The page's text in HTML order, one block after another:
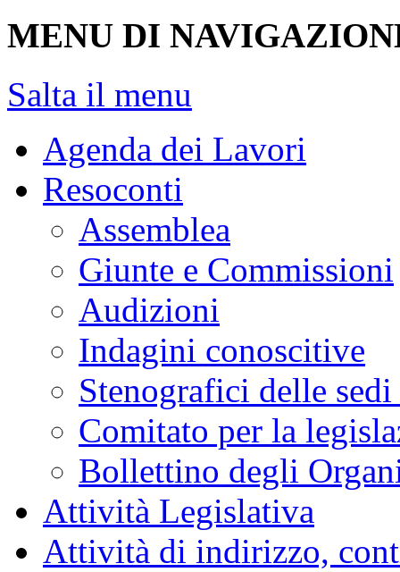
MENU DI
Salta il menu
Agenda dei Lavori
Resoconti
Assemblea
Giunte e Commissioni
Audizioni
Indagini conoscitive
Stenografici delle
Comitato per la
Bollettino degli
Attività Legislativa
Attività di indirizzo,